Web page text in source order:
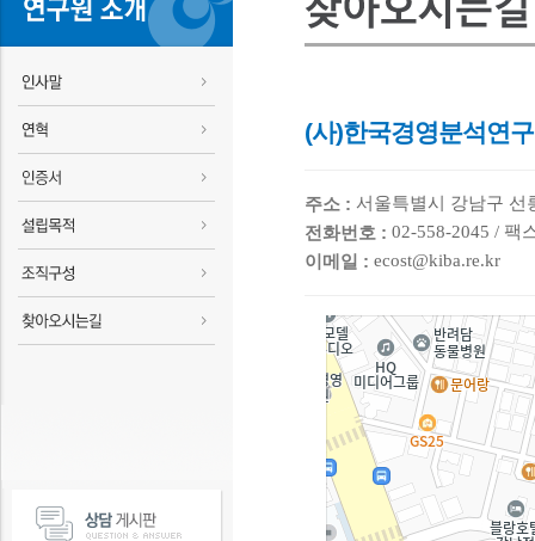
(사)한국경영분석연
주소 : 서울특별시 강남구 선
전화번호 : 02-558-2045 / 팩
이메일 : ecost@kiba.re.kr